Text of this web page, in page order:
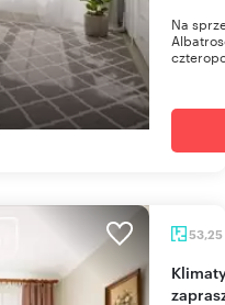
Na
53,25
Klimatyczne 2-pokojowe mieszkanie z balkonem